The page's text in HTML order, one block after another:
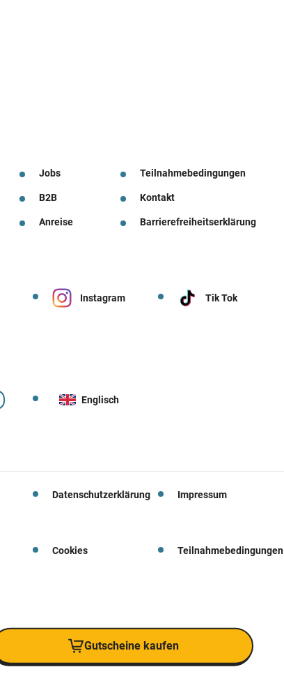
Jobs Teilnahmebedingungen
B2B Kontakt
Anreise Barrierefreiheitserklärung
Instagram Tik Tok
Englisch
Datenschutzerklärung Impressum
Cookies Teilnahmebedingungen
Gutscheine kaufen